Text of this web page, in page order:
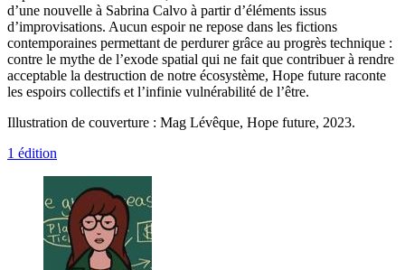
d’une nouvelle à Sabrina Calvo à partir d’éléments issus
d’improvisations. Aucun espoir ne repose dans les fictions
contemporaines permettant de perdurer grâce au progrès technique :
contre le mythe de l’exode spatial qui ne fait que contribuer à rendre
acceptable la destruction de notre écosystème, Hope future raconte
les espoirs collectifs et l’infinie vulnérabilité de l’être.
Illustration de couverture : Mag Lévêque, Hope future, 2023.
1 édition